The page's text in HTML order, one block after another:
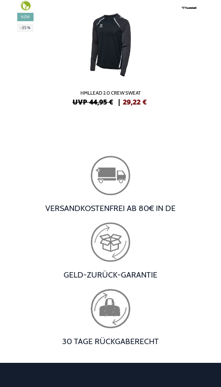
NEW
-35%
HMLLEAD 2.0 CREW SWEAT
UVP 44,95 € | 29,22 €
VERSANDKOSTENFREI AB 80€ IN DE
GELD-ZURÜCK-GARANTIE
30 TAGE RÜCKGABERECHT